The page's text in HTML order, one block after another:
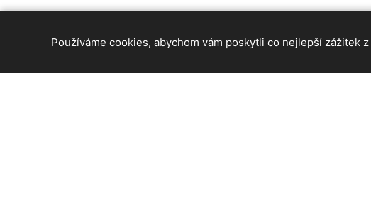
Používáme cookies, abychom vám poskytli co nejlepší zážitek